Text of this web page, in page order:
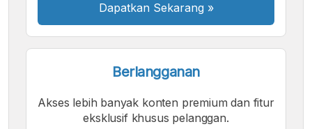
Dapatkan Sekarang »
Berlangganan
Akses lebih banyak konten premium dan fitur
eksklusif khusus pelanggan.